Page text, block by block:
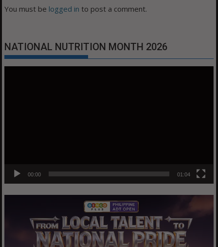
You must be logged in to post a comment.
NATIONAL NUTRITION MONTH 2026
00:00 01:04